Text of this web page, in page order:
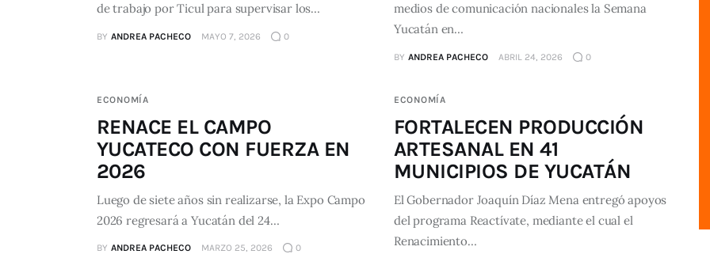
de trabajo por Ticul para supervisar los…
BY ANDREA PACHECO MAYO 7, 2026 0
medios de comunicación nacionales la Semana
Yucatán en…
BY ANDREA PACHECO ABRIL 24, 2026 0
ECONOMÍA
RENACE EL CAMPO
YUCATECO CON FUERZA EN
2026
Luego de siete años sin realizarse, la Expo Campo
2026 regresará a Yucatán del 24…
BY ANDREA PACHECO MARZO 25, 2026 0
ECONOMÍA
FORTALECEN PRODUCCIÓN
ARTESANAL EN 41
MUNICIPIOS DE YUCATÁN
El Gobernador Joaquín Díaz Mena entregó apoyos
del programa Reactívate, mediante el cual el
Renacimiento…